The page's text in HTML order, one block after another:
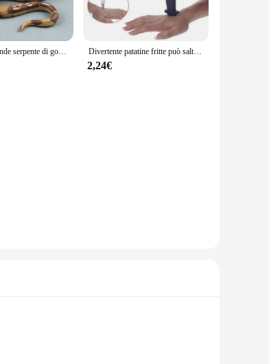
Divertente grande serpente di gomma realistico scherzo modello di alta simulazione moda giocattoli ingannevoli di Halloween Divertente patatine fritte può saltare il serpente primaverile giocattolo regalo Pesce d'aprile Decorazione festa di Halloween Scherzi Scherzo Trucco Scherzo divertente Giocattoli
2,24€